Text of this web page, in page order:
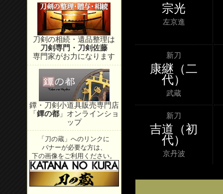
刀剣の相続・遺品整理は
刀剣専門・刀剣佐藤
専門家がお力になります
鐔・刀剣小道具販売専門店
「鐔の都」オンラインショ
ップ
「刀の蔵」へのリンクに
バナーが必要な方は、
下の画像をご利用ください。
宗光
左京進
新刀
康継（二
代）
武蔵
新刀
吉道（初
代）
京丹波